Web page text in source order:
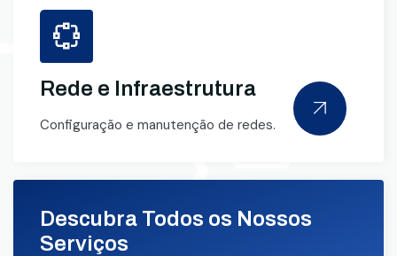
Rede e Infraestrutura
Configuração e manutenção de redes.
Descubra Todos os Nossos
Serviços